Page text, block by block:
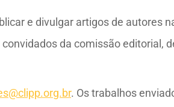
e divulgar artigos de autores
da comissão editorial,
. Os trabalhos